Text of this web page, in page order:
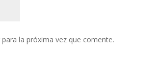
la próxima vez que comente.